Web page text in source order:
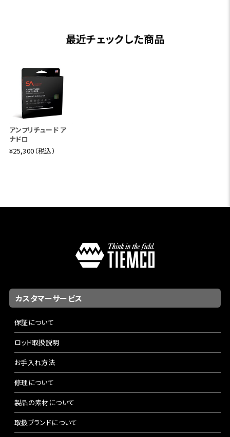
最近チェックした商品
アンプリチュード ア
ナドロ
¥25,300（税込）
カスタマーサービス
保証について
ロッド取扱説明
お手入れ方法
修理について
製品の素材について
取扱ブランドについて